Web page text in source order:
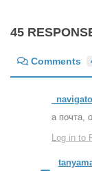
45
Comments
а почта,
Log in to